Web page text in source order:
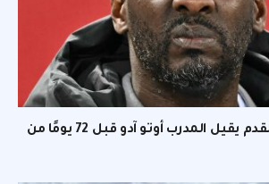
الاتحاد الغاني لكرة القدم يقيل المدرب أوتو آدو قبل 72 يومًا من